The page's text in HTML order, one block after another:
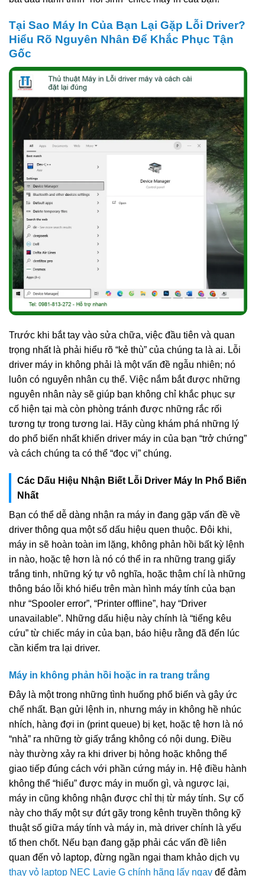
Tại Sao Máy In Của Bạn Lại Gặp Lỗi Driver?
Hiểu Rõ Nguyên Nhân Để Khắc Phục Tận
Gốc
Trước khi bắt tay vào sửa chữa, việc đầu tiên và quan
trọng nhất là phải hiểu rõ “kẻ thù” của chúng ta là ai. Lỗi
driver máy in không phải là một vấn đề ngẫu nhiên; nó
luôn có nguyên nhân cụ thể. Việc nắm bắt được những
nguyên nhân này sẽ giúp bạn không chỉ khắc phục sự
cố hiện tại mà còn phòng tránh được những rắc rối
tương tự trong tương lai. Hãy cùng khám phá những lý
do phổ biến nhất khiến driver máy in của bạn “trở chứng”
và cách chúng ta có thể “đọc vị” chúng.
Các Dấu Hiệu Nhận Biết Lỗi Driver Máy In Phổ Biến
Nhất
Bạn có thể dễ dàng nhận ra máy in đang gặp vấn đề về
driver thông qua một số dấu hiệu quen thuộc. Đôi khi,
máy in sẽ hoàn toàn im lặng, không phản hồi bất kỳ lệnh
in nào, hoặc tệ hơn là nó có thể in ra những trang giấy
trắng tinh, những ký tự vô nghĩa, hoặc thậm chí là những
thông báo lỗi khó hiểu trên màn hình máy tính của bạn
như “Spooler error”, “Printer offline”, hay “Driver
unavailable”. Những dấu hiệu này chính là “tiếng kêu
cứu” từ chiếc máy in của bạn, báo hiệu rằng đã đến lúc
cần kiểm tra lại driver.
Máy in không phản hồi hoặc in ra trang trắng
Đây là một trong những tình huống phổ biến và gây ức
chế nhất. Bạn gửi lệnh in, nhưng máy in không hề nhúc
nhích, hàng đợi in (print queue) bị kẹt, hoặc tệ hơn là nó
“nhả” ra những tờ giấy trắng không có nội dung. Điều
này thường xảy ra khi driver bị hỏng hoặc không thể
giao tiếp đúng cách với phần cứng máy in. Hệ điều hành
không thể “hiểu” được máy in muốn gì, và ngược lại,
máy in cũng không nhận được chỉ thị từ máy tính. Sự cố
này cho thấy một sự đứt gãy trong kênh truyền thông kỹ
thuật số giữa máy tính và máy in, mà driver chính là yếu
tố then chốt. Nếu bạn đang gặp phải các vấn đề liên
quan đến vỏ laptop, đừng ngần ngại tham khảo dịch vụ
thay vỏ laptop NEC Lavie G chính hãng lấy ngay để đảm